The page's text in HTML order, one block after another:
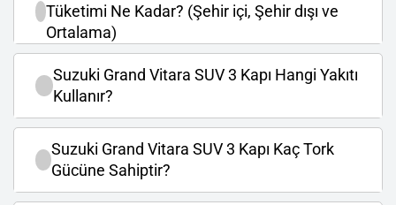
Tüketimi Ne Kadar? (Şehir içi, Şehir dışı ve
Ortalama)
Suzuki Grand Vitara SUV 3 Kapı Hangi Yakıtı
Kullanır?
Suzuki Grand Vitara SUV 3 Kapı Kaç Tork
Gücüne Sahiptir?